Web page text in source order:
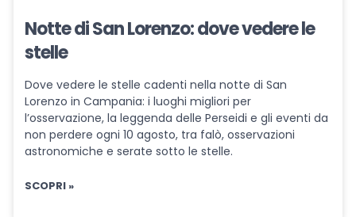
Notte di San Lorenzo: dove vedere le
stelle
Dove vedere le stelle cadenti nella notte di San
Lorenzo in Campania: i luoghi migliori per
l’osservazione, la leggenda delle Perseidi e gli eventi da
non perdere ogni 10 agosto, tra falò, osservazioni
astronomiche e serate sotto le stelle.
SCOPRI »